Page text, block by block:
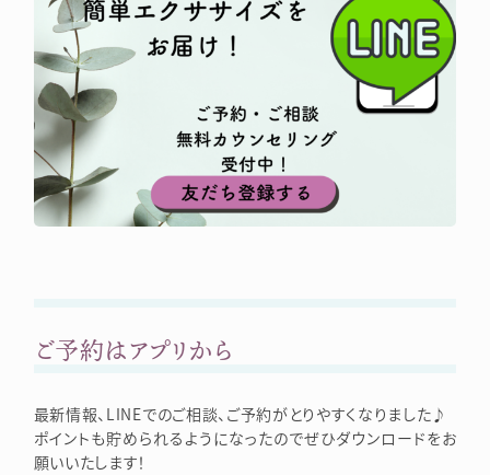
ご予約はアプリから
最新情報、LINEでのご相談、ご予約がとりやすくなりました♪
ポイントも貯められるようになったのでぜひダウンロードをお
願いいたします！